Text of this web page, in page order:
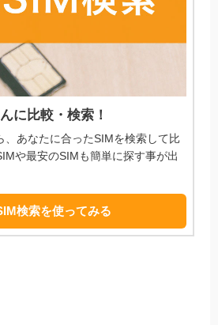
に比較・検索！
、あなたに合ったSIMを検索して比
や最安のSIMも簡単に探す事が出
検索を使ってみる